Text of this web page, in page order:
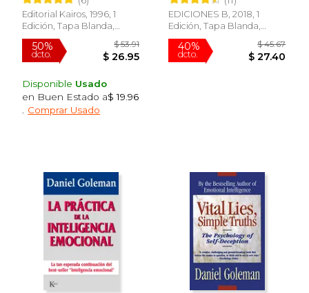
40%
dcto.
$
Editorial Kairos, 1996, 1
Edición, Tapa Blanda,
Nuevo
Disponible Usado
en Buen Estado a$ 19.96
Comprar Usado
EDICIONES B, 2018, 1
Edición, Tapa Blanda,
Nuevo